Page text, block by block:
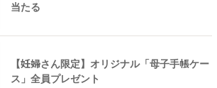
当たる
【妊婦さん限定】オリジナル「母子手帳ケー
ス」全員プレゼント